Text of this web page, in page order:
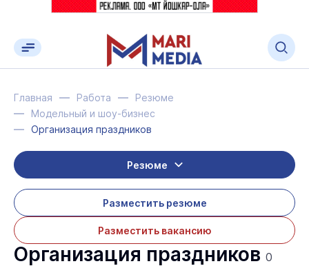
Главная Работа
Резюме
Модельный и шоу-бизнес
Организация праздников
Разместить резюме
Разместить вакансию
Резюме
Организация праздников 0